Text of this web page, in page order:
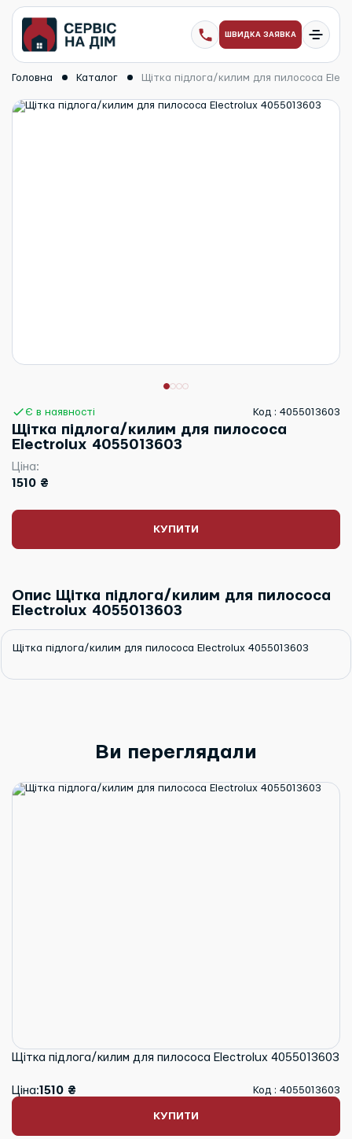
ШВИДКА ЗАЯВКА
Головна Каталог Щітка підлога/килим для пилососа
Є в наявності Код : 4055013603
Щітка підлога/килим для пилососа
Electrolux 4055013603
Ціна:
1510 ₴
КУПИТИ
Опис Щітка підлога/килим для пилососа
Electrolux 4055013603
Щітка підлога/килим для пилососа Electrolux 4055013603
Ви переглядали
Щітка підлога/килим для пилососа Electrolux 4055013603
Ціна:1510 ₴ Код : 4055013603
КУПИТИ